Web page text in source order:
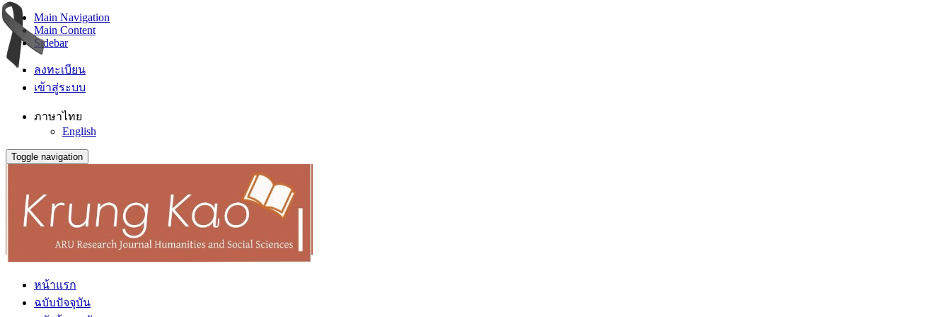
Main Navigation
Main Content
Sidebar
ลงทะเบียน
เข้าสู่ระบบ
ภาษาไทย
English
Toggle navigation
หน้าแรก
ฉบับปัจจุบัน